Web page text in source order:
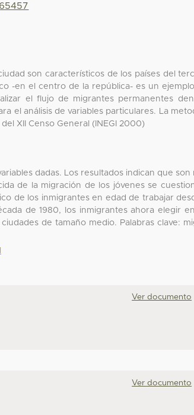
son característicos de los países del
-en el centro de la república- es un
el flujo de migrantes permanentes
el análisis de variables particulares. La
XII Censo General (INEGI 2000)
dadas. Los resultados indican que son
de la migración de los jóvenes se
de los inmigrantes en edad de trabajar
de 1980, los inmigrantes ahora elegir
de tamaño medio. Palabras clave:
Ver documento
Ver documento